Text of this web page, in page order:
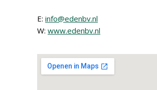
E: info@edenbv.nl
W: www.edenbv.nl